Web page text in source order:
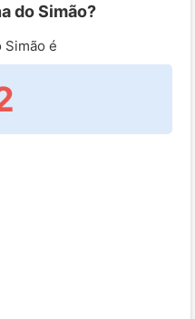
do Simão?
Simão é